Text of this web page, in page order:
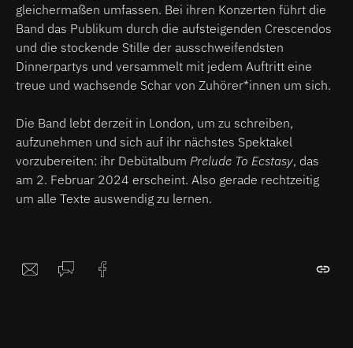
gleichermaßen umfassen. Bei ihren Konzerten führt die
Band das Publikum durch die aufsteigenden Crescendos
und die stockende Stille der ausschweifendsten
Dinnerpartys und versammelt mit jedem Auftritt eine
treue und wachsende Schar von Zuhörer*innen um sich.
Die Band lebt derzeit in London, um zu schreiben,
aufzunehmen und sich auf ihr nächstes Spektakel
vorzubereiten: ihr Debütalbum Prelude To Ecstasy, das
am 2. Februar 2024 erscheint. Also gerade rechtzeitig
um alle Texte auswendig zu lernen.